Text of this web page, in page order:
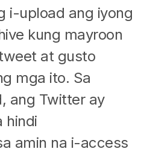
i-upload ang iyong
kung mayroon
at gusto
mga ito. Sa
ang Twitter ay
hindi
amin na i-access